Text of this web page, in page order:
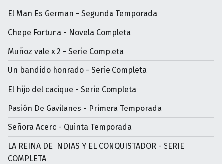
El Man Es German - Segunda Temporada
Chepe Fortuna - Novela Completa
Muñoz vale x 2 - Serie Completa
Un bandido honrado - Serie Completa
El hijo del cacique - Serie Completa
Pasión De Gavilanes - Primera Temporada
Señora Acero - Quinta Temporada
LA REINA DE INDIAS Y EL CONQUISTADOR - SERIE
COMPLETA